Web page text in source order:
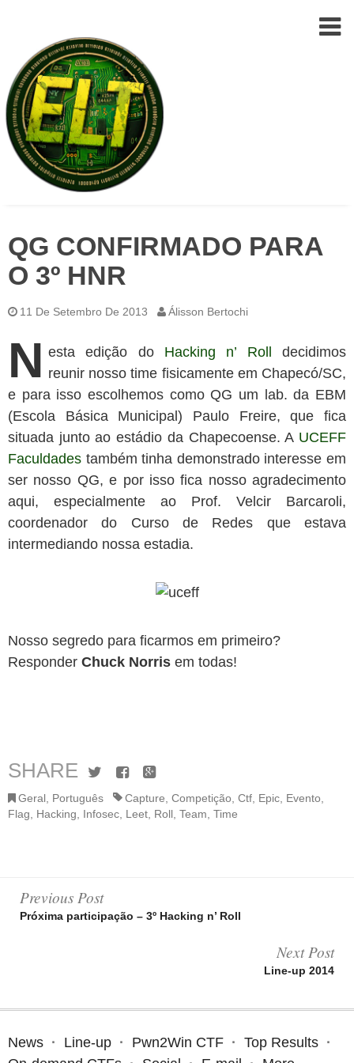
Team
(ELT)
to
QG CONFIRMADO PARA
O 3º HNR
11 De Setembro De 2013 Álisson Bertochi
N esta edição do Hacking n’ Roll decidimos
reunir nosso time fisicamente em Chapecó/SC,
e para isso escolhemos como QG um lab. da EBM
(Escola Básica Municipal) Paulo Freire, que fica
situada junto ao estádio da Chapecoense. A UCEFF
Faculdades também tinha demonstrado interesse em
ser nosso QG, e por isso fica nosso agradecimento
aqui, especialmente ao Prof. Velcir Barcaroli,
coordenador do Curso de Redes que estava
intermediando nossa estadia.
Nosso segredo para ficarmos em primeiro?
Responder Chuck Norris em todas!
SHARE TwitterFacebook
Google+
Geral Português Capture Competição Ctf Epic Evento
Flag
Hacking Infosec Leet Roll Team Time
Post
navigation
Previous Post
Próxima participação – 3º Hacking n’ Roll
Next Post
Line-up 2014
News Line-up Pwn2Win CTF
Top Results